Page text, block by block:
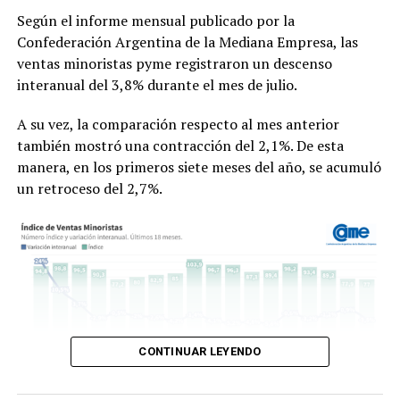
Inglaterra.Fue publicado enPNAS (Proceedings of the
National Academy of Sciences),una de las revistas
científicas de mayor prestigio internacional. Editada por
la Academia Nacional de Ciencias de los Estados Unidos,
en la frontera de los avances científicos.
Según el informe mensual publicado por la
Confederación Argentina de la Mediana Empresa, las
ventas minoristas pyme registraron un descenso
interanual del 3,8% durante el mes de julio.
A su vez, la comparación respecto al mes anterior
también mostró una contracción del 2,1%. De esta
manera, en los primeros siete meses del año, se acumuló
un retroceso del 2,7%.
CONTINUAR LEYENDO